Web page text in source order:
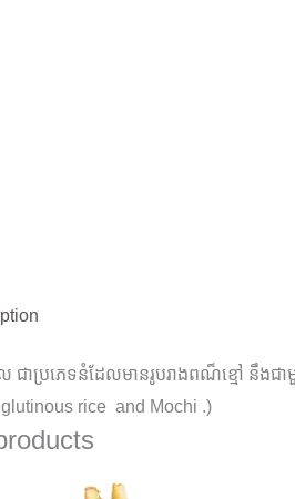
ជាប្រភេទនំដែលមានរូបរាងពណ៏ខ្មៅ នឹង
rice and Mochi .)